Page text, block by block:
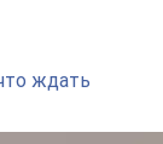
ждать